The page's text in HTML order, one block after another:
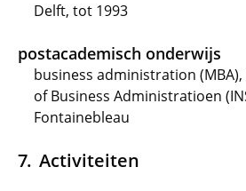
Delft, tot 1993
postacademisch onderwijs
business administration
of Business Administratioen
Fontainebleau
Activiteiten